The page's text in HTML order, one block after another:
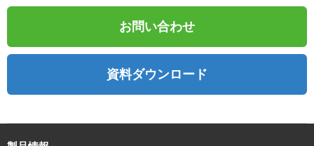
お問い合わせ
資料ダウンロード